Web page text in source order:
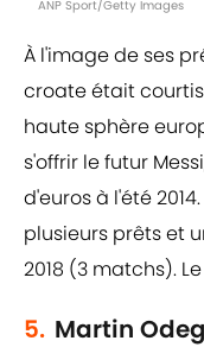
ANP Sport/Getty Images
À l'image de ses
croate était
haute sphère
s'offrir le futur
d'euros à l'été
plusieurs prêts et
2018 (3 matchs).
5. Martin